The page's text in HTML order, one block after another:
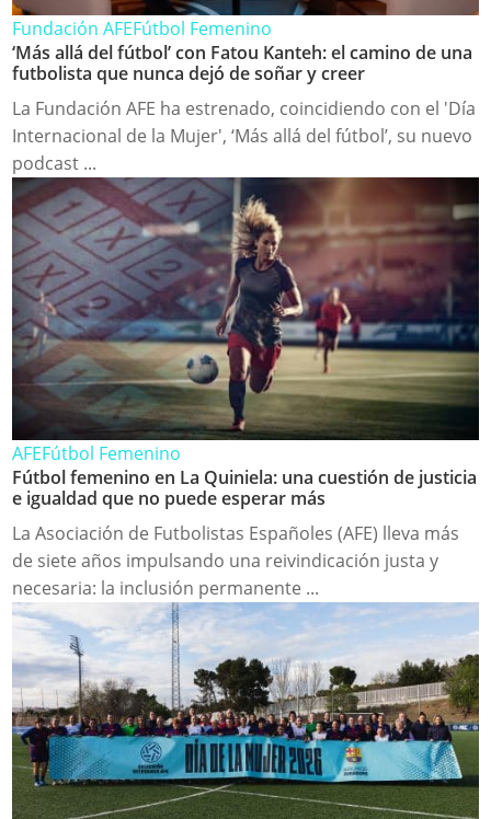
Fundación AFEFútbol Femenino
‘Más allá del fútbol’ con Fatou Kanteh: el camino de una
futbolista que nunca dejó de soñar y creer
La Fundación AFE ha estrenado, coincidiendo con el 'Día
Internacional de la Mujer', ‘Más allá del fútbol’, su nuevo
podcast ...
AFEFútbol Femenino
Fútbol femenino en La Quiniela: una cuestión de justicia
e igualdad que no puede esperar más
La Asociación de Futbolistas Españoles (AFE) lleva más
de siete años impulsando una reivindicación justa y
necesaria: la inclusión permanente ...